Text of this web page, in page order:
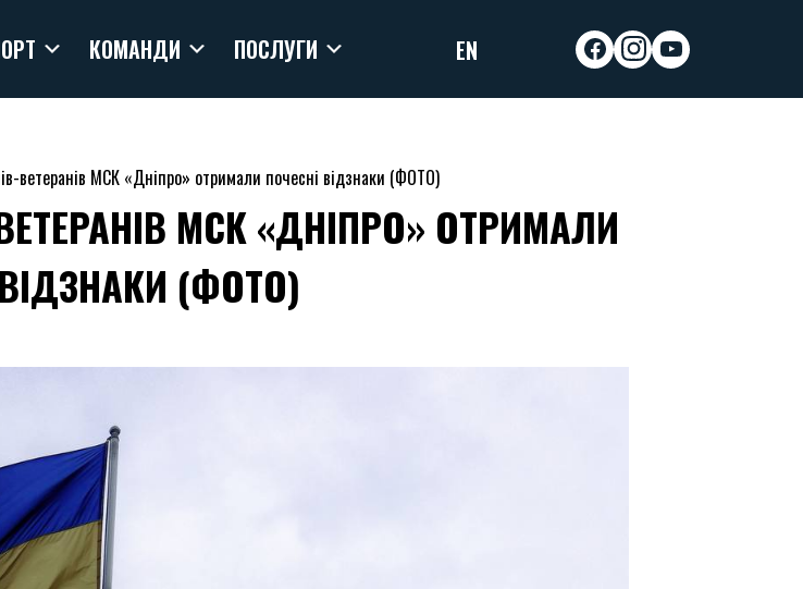
КОМАНДИ ПОСЛУГИ EN facebookinstagram
youtube
ветеранів МСК «Дніпро» отримали почесні відзнаки (ФОТО)
МСК «ДНІПРО» ОТРИМАЛИ
(ФОТО)